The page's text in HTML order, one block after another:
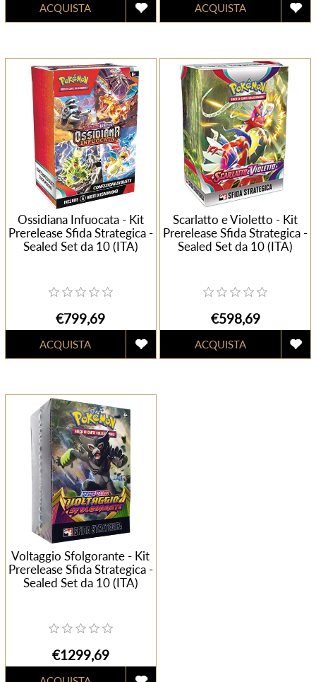
Ossidiana Infuocata - Kit
Prerelease Sfida Strategica -
Sealed Set da 10 (ITA)
€799,69
Scarlatto e Violetto - Kit
Prerelease Sfida Strategica -
Sealed Set da 10 (ITA)
€598,69
Voltaggio Sfolgorante - Kit
Prerelease Sfida Strategica -
Sealed Set da 10 (ITA)
€1299,69